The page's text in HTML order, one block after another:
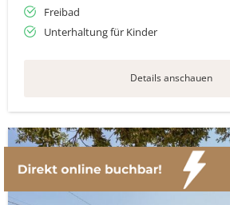
Freibad
Unterhaltung für Kinder
Details anschauen